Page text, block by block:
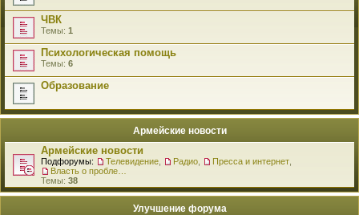
ЧВК
Темы: 1
Психологическая помощь
Темы: 6
Образование
Армейские новости
Армейские новости
Подфорумы: Телевидение Радио Пресса и интернет
Темы: 38
Улучшение форума